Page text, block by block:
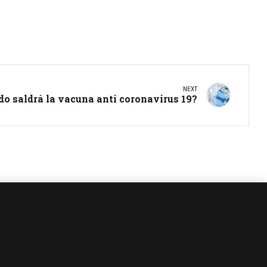
NEXT
saldrá la vacuna anti coronavirus 19?